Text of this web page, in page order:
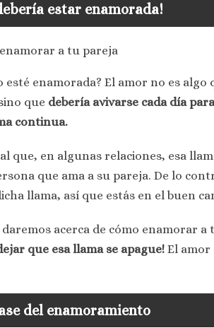
estar enamorada!
enamorada? El amor no es algo
que debería avivarse cada día
continua.
que, en algunas relaciones, esa
que ama a su pareja. De lo
llama, así que estás en el buen
acerca de cómo enamorar a
que esa llama se apague! El amor
del enamoramiento